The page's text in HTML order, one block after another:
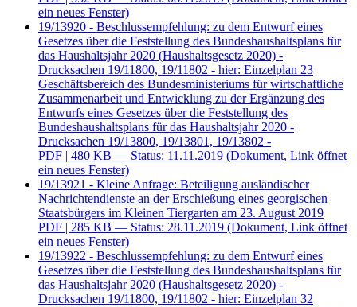
ein neues Fenster)
19/13920 - Beschlussempfehlung: zu dem Entwurf eines
Gesetzes über die Feststellung des Bundeshaushaltsplans für
das Haushaltsjahr 2020 (Haushaltsgesetz 2020) -
Drucksachen 19/11800, 19/11802 - hier: Einzelplan 23
Geschäftsbereich des Bundesministeriums für wirtschaftliche
Zusammenarbeit und Entwicklung zu der Ergänzung des
Entwurfs eines Gesetzes über die Feststellung des
Bundeshaushaltsplans für das Haushaltsjahr 2020 -
Drucksachen 19/13800, 19/13801, 19/13802 -
PDF | 480 KB — Status: 11.11.2019 (Dokument, Link öffnet
ein neues Fenster)
19/13921 - Kleine Anfrage: Beteiligung ausländischer
Nachrichtendienste an der Erschießung eines georgischen
Staatsbürgers im Kleinen Tiergarten am 23. August 2019
PDF | 285 KB — Status: 28.11.2019 (Dokument, Link öffnet
ein neues Fenster)
19/13922 - Beschlussempfehlung: zu dem Entwurf eines
Gesetzes über die Feststellung des Bundeshaushaltsplans für
das Haushaltsjahr 2020 (Haushaltsgesetz 2020) -
Drucksachen 19/11800, 19/11802 - hier: Einzelplan 32